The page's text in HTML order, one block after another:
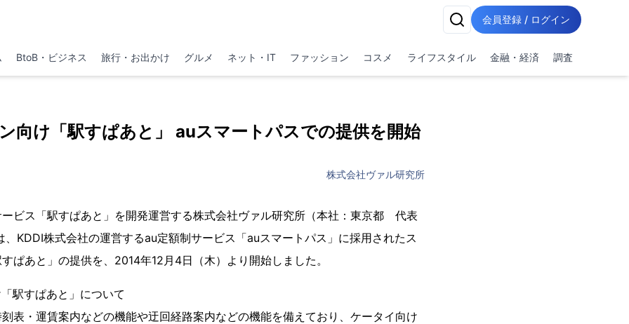
会員登録 / ログイン
BtoB・ビジネス 旅行・お出かけ グルメ ネット・IT ファッション コスメ ライフスタイル 金融・経済 調査
向け「駅すぱあと」 auスマートパスでの提供を開始
株式会社ヴァル研究所
ビス「駅すぱあと」を開発運営する株式会社ヴァル研究所（本社：東京都 代表
、KDDI株式会社の運営するau定額制サービス「auスマートパス」に採用されたス
ぱあと」の提供を、2014年12月4日（木）より開始しました。
駅すぱあと」について
表・運賃案内などの機能や迂回経路案内などの機能を備えており、ケータイ向け